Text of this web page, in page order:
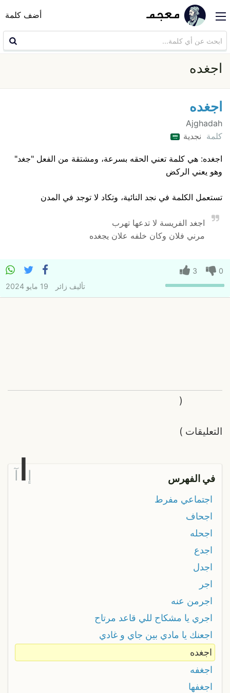
أضف كلمة
اجغده
اجغده
Ajghadah
كلمة نجدية
اجغده: هي كلمة تعني الحقه بسرعة، ومشتقة من الفعل "جغد"
وهو يعني الركض
تستعمل الكلمة في نجد النائية، وتكاد لا توجد في المدن
اجغد الفريسة لا تدعها تهرب
مرني فلان وكان خلفه علان يجغده
0
3
تأليف زائر 19 مايو 2024
التعليقات
(
)
في الفهرس إ آ
اجتماعي مفرط
اجحاف
اجحله
اجدع
اجدل
اجر
اجرمن عنه
اجري يا مشكاح للي قاعد مرتاح
اجعنك يا مادي بين جاي و غادي
اجغده
اجغفه
اجغفها